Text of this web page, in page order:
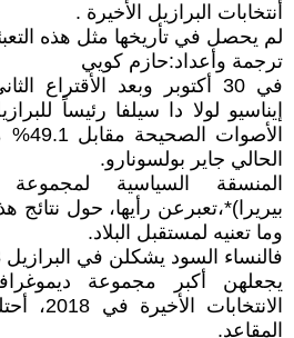
أنتخابات البرازيل الأخيرة .
لم يحصل في تأريخها مثل هذه
ترجمة وأعداد:حازم كويي
في 30 أكتوبر وبعد الأقتراع
الحالي جاير بولسونارو.
المنسقة السياسية لمجموعة
بيريرا)*،تعبرعن رأيها، حول نتائج
وما تعنيه لمستقبل البلاد.
يجعلهن أكبر مجموعة
المقاعد.